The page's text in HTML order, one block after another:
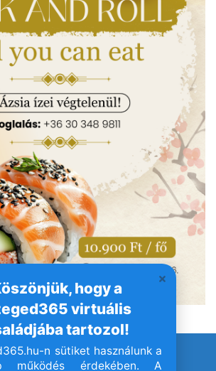
hogy a
virtuális
tartozol!
n sütiket használunk a
működés érdekében. A
I Minden jog fenntartva!